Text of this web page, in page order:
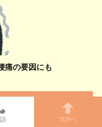
痛の要因にも
TOPへ